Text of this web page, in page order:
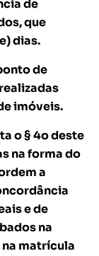
de
que
dias.
de
imóveis.
o § 4o deste
na forma do
a
e de
na
matrícula